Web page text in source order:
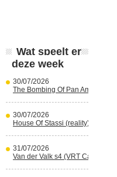
Wat speelt er
deze week
30/07/2026
The Bombing Of Pan Am 103
30/07/2026
House Of Stassi (reality)
31/07/2026
Van der Valk s4 (VRT Canvas)